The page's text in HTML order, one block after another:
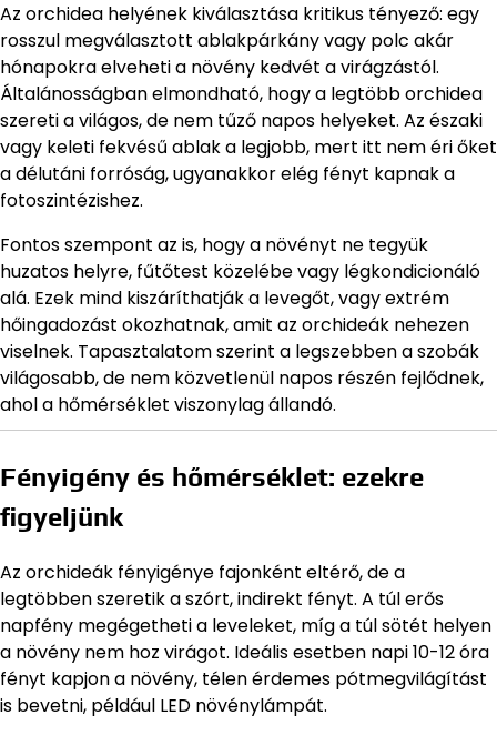
Az orchidea helyének kiválasztása kritikus tényező: egy
rosszul megválasztott ablakpárkány vagy polc akár
hónapokra elveheti a növény kedvét a virágzástól.
Általánosságban elmondható, hogy a legtöbb orchidea
szereti a világos, de nem tűző napos helyeket. Az északi
vagy keleti fekvésű ablak a legjobb, mert itt nem éri őket
a délutáni forróság, ugyanakkor elég fényt kapnak a
fotoszintézishez.
Fontos szempont az is, hogy a növényt ne tegyük
huzatos helyre, fűtőtest közelébe vagy légkondicionáló
alá. Ezek mind kiszáríthatják a levegőt, vagy extrém
hőingadozást okozhatnak, amit az orchideák nehezen
viselnek. Tapasztalatom szerint a legszebben a szobák
világosabb, de nem közvetlenül napos részén fejlődnek,
ahol a hőmérséklet viszonylag állandó.
Fényigény és hőmérséklet: ezekre
figyeljünk
Az orchideák fényigénye fajonként eltérő, de a
legtöbben szeretik a szórt, indirekt fényt. A túl erős
napfény megégetheti a leveleket, míg a túl sötét helyen
a növény nem hoz virágot. Ideális esetben napi 10-12 óra
fényt kapjon a növény, télen érdemes pótmegvilágítást
is bevetni, például LED növénylámpát.